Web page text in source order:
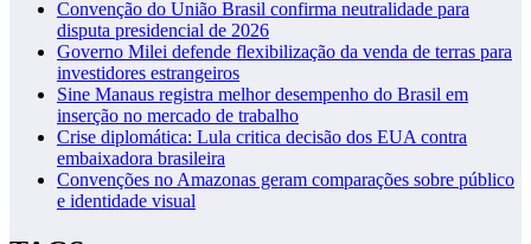
Convenção do União Brasil confirma neutralidade para
disputa presidencial de 2026
Governo Milei defende flexibilização da venda de terras para
investidores estrangeiros
Sine Manaus registra melhor desempenho do Brasil em
inserção no mercado de trabalho
Crise diplomática: Lula critica decisão dos EUA contra
embaixadora brasileira
Convenções no Amazonas geram comparações sobre público
e identidade visual